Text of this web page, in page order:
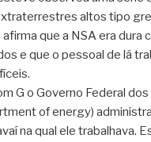
altos tipo
afirma que a NSA era dura
e que o pessoal de lá
G o Governo Federal dos
of energy)
na qual ele trabalhava.